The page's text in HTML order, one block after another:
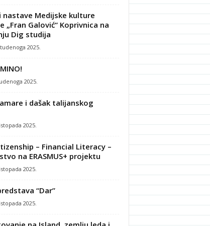
nastave Medijske kulture
„Fran Galović“ Koprivnica na
Dig studija
2025.
2025.
i dašak talijanskog
2025.
– Financial Literacy –
na ERASMUS+ projektu
2025.
“Dar”
2025.